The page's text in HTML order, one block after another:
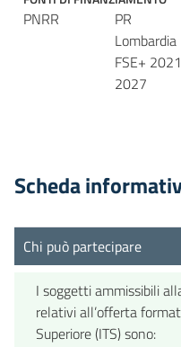
PNRR
PR
Lombardia
FSE+
2027
Scheda
Chi può partecipare
I soggetti ammissibili
relativi all’offerta
Superiore (ITS) sono: